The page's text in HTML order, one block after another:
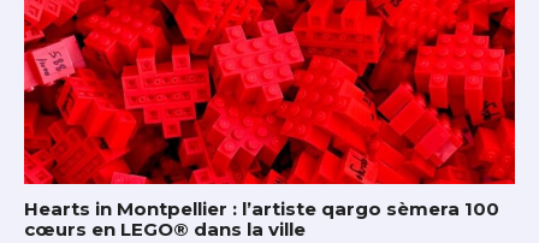
Hearts in Montpellier : l’artiste qargo sèmera 100
cœurs en LEGO® dans la ville